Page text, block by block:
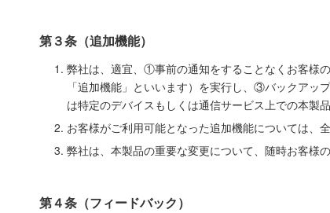
第３条（追加機能）
弊社は、適宜、①事前の通知をすることなくお客様
「追加機能」といいます）を実行し、③バックアッ
は特定のデバイスもしくは通信サービス上での本製
お客様がご利用可能となった追加機能については、
弊社は、本製品の重要な変更について、随時お客様
第４条（フィードバック）